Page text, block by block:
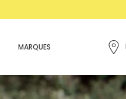
MARQUES